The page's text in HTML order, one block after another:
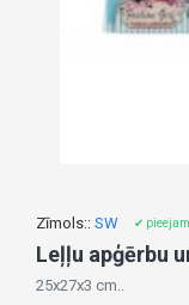
Zīmols:: SW ✔
Leļļu apģērbu
25x27x3 cm..